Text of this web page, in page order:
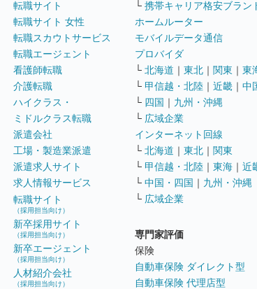
転職サイト
転職サイト 女性
転職スカウトサービス
転職エージェント
看護師転職
介護転職
ハイクラス・
ミドルクラス転職
派遣会社
工場・製造業派遣
派遣求人サイト
求人情報サービス
転職サイト
（採用担当向け）
新卒採用サイト
（採用担当向け）
新卒エージェント
（採用担当向け）
人材紹介会社
（採用担当向け）
└ 携帯キャリア格安ブラン
ホームルーター
モバイルデータ通信
プロバイダ
└ 北海道 ｜ 東北 ｜ 関東 ｜ 東
└ 甲信越・北陸 ｜ 近畿 ｜ 中
└ 四国 ｜ 九州・沖縄
└ 広域企業
インターネット回線
└ 北海道 ｜ 東北 ｜ 関東
└ 甲信越・北陸 ｜ 東海 ｜ 近
└ 中国・四国 ｜ 九州・沖縄
└ 広域企業
専門家評価
保険
自動車保険 ダイレクト型
自動車保険 代理店型